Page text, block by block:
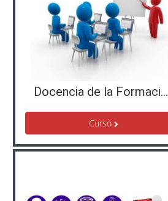
Docencia de la Formación Profesional para el Empleo - FPTD/2019/002/127
Curso